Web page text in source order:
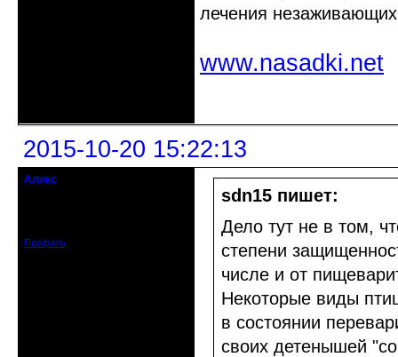
лечения
www.nasadki.net
2015-10-20 15:22:13
Аликс
Профиль
sdn15 пишет:
Дело тут не в том,
степени
числе и от
Некоторые виды
в состоянии
своих детенышей